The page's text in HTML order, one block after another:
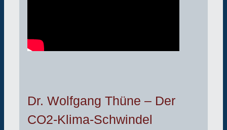
Dr. Wolfgang Thüne – Der
CO2-Klima-Schwindel